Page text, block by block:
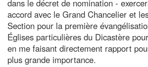
dans le décret de nomination -
accord avec le Grand Chancelier et
Section pour la première
Églises particulières du Dicastère
en me faisant directement rapport
plus grande importance.